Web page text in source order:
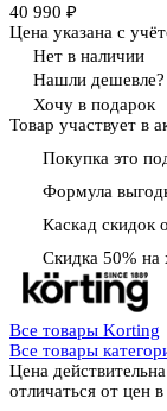
40 990 ₽
Цена указана с
Нет в наличии
Нашли дешевле?
Хочу в подарок
Товар участвует в
Покупка это
Формула
Каскад скидок
Скидка 50% на
Все товары Korting
Все товары
Цена
отличаться от цен